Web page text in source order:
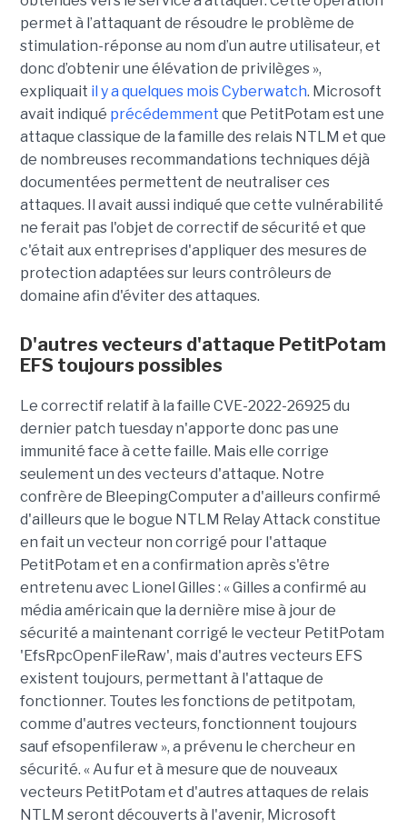
permet à l’attaquant de résoudre le problème de
stimulation-réponse au nom d’un autre utilisateur, et
donc d’obtenir une élévation de privilèges »,
expliquait il y a quelques mois Cyberwatch. Microsoft
avait indiqué précédemment que PetitPotam est une
attaque classique de la famille des relais NTLM et que
de nombreuses recommandations techniques déjà
documentées permettent de neutraliser ces
attaques. Il avait aussi indiqué que cette vulnérabilité
ne ferait pas l'objet de correctif de sécurité et que
c'était aux entreprises d'appliquer des mesures de
protection adaptées sur leurs contrôleurs de
domaine afin d'éviter des attaques.
D'autres vecteurs d'attaque PetitPotam
EFS toujours possibles
Le correctif relatif à la faille CVE-2022-26925 du
dernier patch tuesday n'apporte donc pas une
immunité face à cette faille. Mais elle corrige
seulement un des vecteurs d'attaque. Notre
confrère de BleepingComputer a d'ailleurs confirmé
d'ailleurs que le bogue NTLM Relay Attack constitue
en fait un vecteur non corrigé pour l'attaque
PetitPotam et en a confirmation après s'être
entretenu avec Lionel Gilles : « Gilles a confirmé au
média américain que la dernière mise à jour de
sécurité a maintenant corrigé le vecteur PetitPotam
'EfsRpcOpenFileRaw', mais d'autres vecteurs EFS
existent toujours, permettant à l'attaque de
fonctionner. Toutes les fonctions de petitpotam,
comme d'autres vecteurs, fonctionnent toujours
sauf efsopenfileraw », a prévenu le chercheur en
sécurité. « Au fur et à mesure que de nouveaux
vecteurs PetitPotam et d'autres attaques de relais
NTLM seront découverts à l'avenir, Microsoft